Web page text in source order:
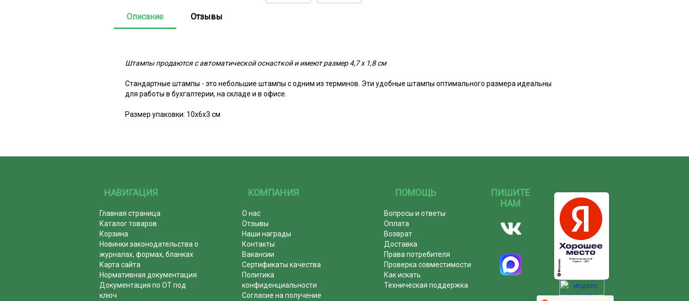
Описание Отзывы
Штампы продаются с автоматической оснасткой и имеют размер 4,7 х 1,8 см
Стандартные штампы - это небольшие штампы с одним из терминов. Эти удобные штампы оптимального размера идеальны
для работы в бухгалтерии, на складе и в офисе.
Размер упаковки: 10x6x3 см
НАВИГАЦИЯ
Главная страница
Каталог товаров
Корзина
Новинки законодательства о
журналах, формах, бланках
Карта сайта
Нормативная документация
Документация по ОТ под
ключ
КОМПАНИЯ
О нас
Отзывы
Наши награды
Контакты
Вакансии
Сертификаты качества
Политика
конфиденциальности
Согласие на получение
ПОМОЩЬ
Вопросы и ответы
Оплата
Возврат
Доставка
Права потребителя
Проверка совместимости
Как искать
Техническая поддержка
ПИШИТЕ
НАМ